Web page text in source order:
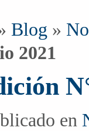
Blog »
2021
en